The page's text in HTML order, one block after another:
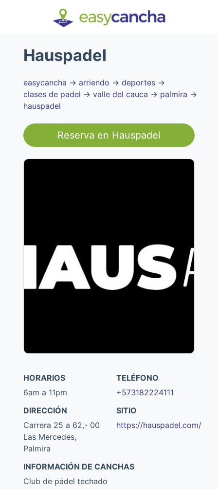
Hauspadel
easycancha → arriendo → deportes →
clases de padel → valle del cauca → palmira →
hauspadel
Reserva en Hauspadel
HORARIOS
6am a 11pm
TELÉFONO
+573182224111
DIRECCIÓN
Carrera 25 a 62,- 00
Las Mercedes,
Palmira
SITIO
https://hauspadel.com/
INFORMACIÓN DE CANCHAS
Club de pádel techado